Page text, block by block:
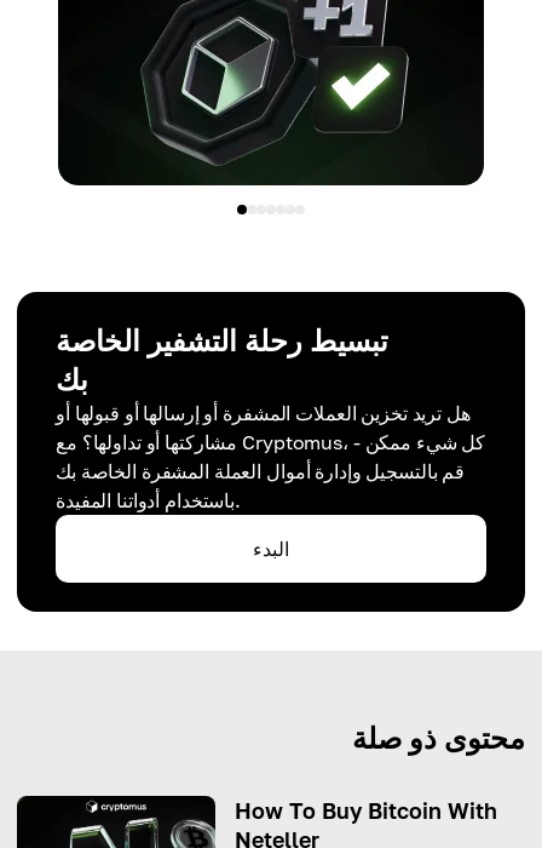
تبسيط رحلة التشفير الخاصة
بك
هل تريد تخزين العملات المشفرة أو إرسالها أو قبولها أو
مشاركتها أو تداولها؟ مع Cryptomus، كل شيء ممكن -
قم بالتسجيل وإدارة أموال العملة المشفرة الخاصة بك
باستخدام أدواتنا المفيدة.
البدء
محتوى ذو صلة
How To Buy Bitcoin With
Neteller